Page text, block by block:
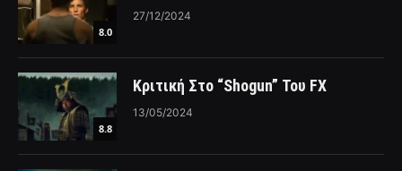
8.0
27/12/2024
8.8
Κριτική Στο “Shogun” Του FX
13/05/2024